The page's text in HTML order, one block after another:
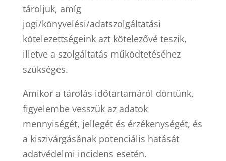
tároljuk, amíg
jogi/könyvelési/adatszolgáltatási
kötelezettségeink azt kötelezővé teszik,
illetve a szolgáltatás működtetéséhez
szükséges.
Amikor a tárolás időtartamáról döntünk,
figyelembe vesszük az adatok
mennyiségét, jellegét és érzékenységét, és
a kiszivárgásának potenciális hatását
adatvédelmi incidens esetén.